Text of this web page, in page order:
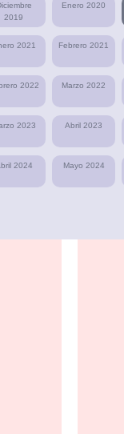
2019
Enero 2020
2021 Febrero 2021
2022 Marzo 2022
2023 Abril 2023
2024 Mayo 2024